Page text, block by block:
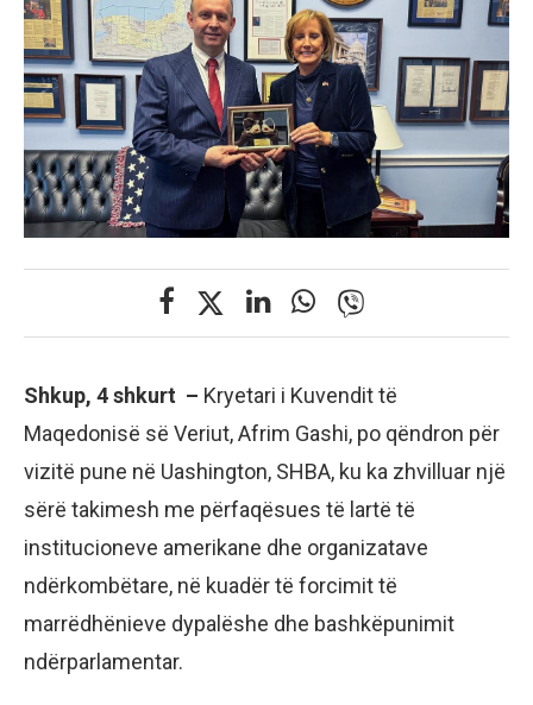
Shkup, 4 shkurt – Kryetari i Kuvendit të
Maqedonisë së Veriut, Afrim Gashi, po qëndron për
vizitë pune në Uashington, SHBA, ku ka zhvilluar një
sërë takimesh me përfaqësues të lartë të
institucioneve amerikane dhe organizatave
ndërkombëtare, në kuadër të forcimit të
marrëdhënieve dypalëshe dhe bashkëpunimit
ndërparlamentar.